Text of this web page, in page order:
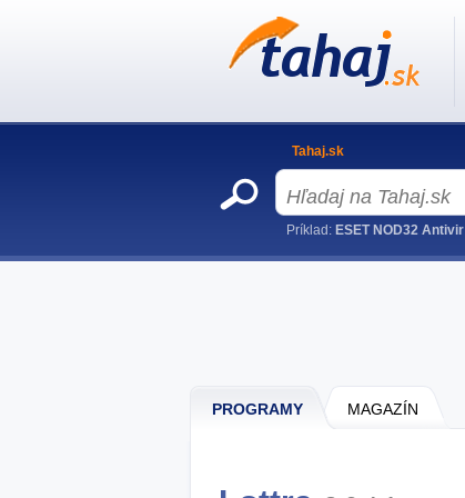
PROGRAMY MAGAZÍN
Tahaj.sk
Príklad: ESET NOD32 Antivir